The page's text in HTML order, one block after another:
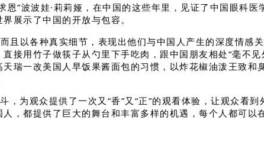
”波波娃·莉莉娅，在中国的这些年里，见证了中国眼科
展示了中国的开放与包容。
以各种真实细节，表现出他们与中国人产生的深度情感
用竹子做筷子从勺里下手吃肉，跟中国朋友相处“毫不见
瑞一改美国人早饭果酱面包的习惯，以炸花椒油泼王致和
观众提供了一次又“香”又“正”的观看体验，让观众看到
，都提供了巨大的舞台和丰富多样的机遇，每个人都可以